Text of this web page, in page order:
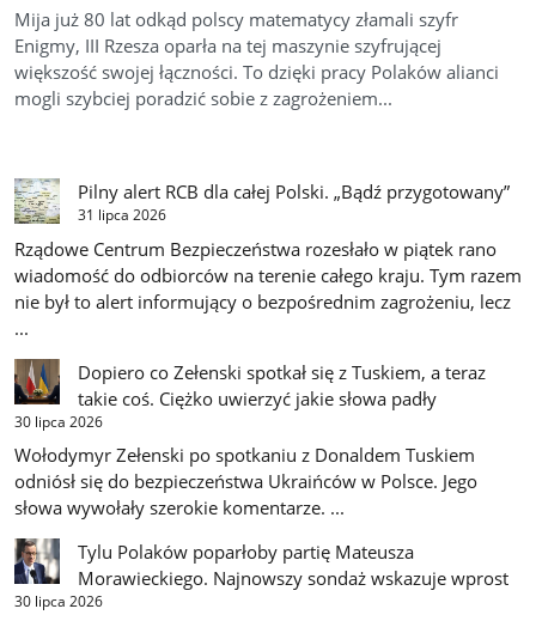
Mija już 80 lat odkąd polscy matematycy złamali szyfr
Enigmy, III Rzesza oparła na tej maszynie szyfrującej
większość swojej łączności. To dzięki pracy Polaków alianci
mogli szybciej poradzić sobie z zagrożeniem...
Pilny alert RCB dla całej Polski. „Bądź przygotowany”
31 lipca 2026
Rządowe Centrum Bezpieczeństwa rozesłało w piątek rano
wiadomość do odbiorców na terenie całego kraju. Tym razem
nie był to alert informujący o bezpośrednim zagrożeniu, lecz
...
Dopiero co Zełenski spotkał się z Tuskiem, a teraz
takie coś. Ciężko uwierzyć jakie słowa padły
30 lipca 2026
Wołodymyr Zełenski po spotkaniu z Donaldem Tuskiem
odniósł się do bezpieczeństwa Ukraińców w Polsce. Jego
słowa wywołały szerokie komentarze. ...
Tylu Polaków poparłoby partię Mateusza
Morawieckiego. Najnowszy sondaż wskazuje wprost
30 lipca 2026